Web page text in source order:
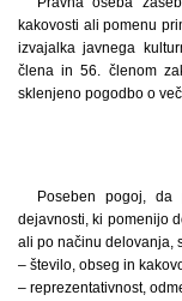
kakovosti ali pomenu
izvajalka javnega
člena in 56. členom
sklenjeno pogodbo o
Poseben pogoj, da
dejavnosti, ki pomenijo
ali po načinu delovanja,
– število, obseg in
– reprezentativnost,